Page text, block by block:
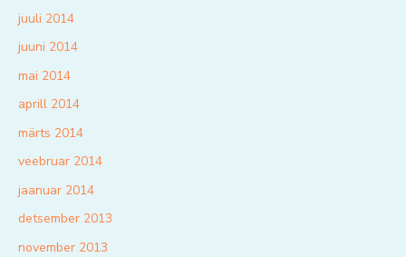
juuli 2014
juuni 2014
mai 2014
aprill 2014
märts 2014
veebruar 2014
jaanuar 2014
detsember 2013
november 2013